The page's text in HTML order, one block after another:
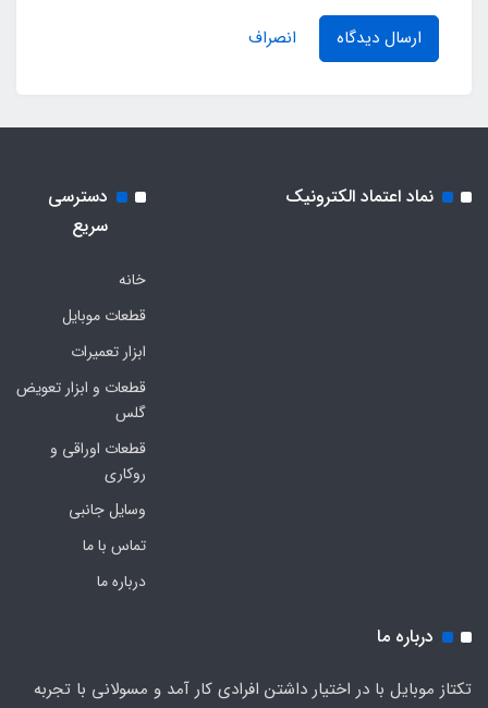
ارسال دیدگاه انصراف
نماد اعتماد الکترونیک
دسترسی
سریع
خانه
قطعات موبایل
ابزار تعمیرات
قطعات و ابزار تعویض
گلس
قطعات اوراقی و
روکاری
وسایل جانبی
تماس با ما
درباره ما
درباره ما
تکتاز موبایل با در اختیار داشتن افرادی کار آمد و مسولانی با تجربه